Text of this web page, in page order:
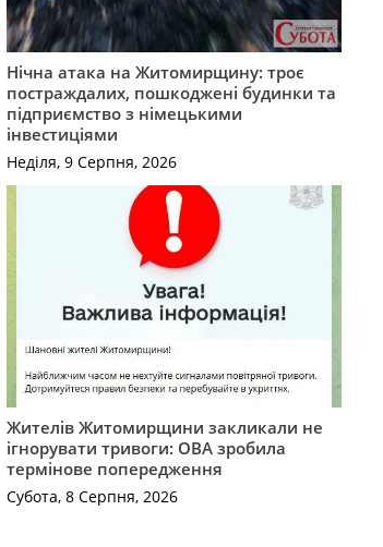
Нічна атака на Житомирщину: троє
постраждалих, пошкоджені будинки та
підприємство з німецькими
інвестиціями
Неділя, 9 Серпня, 2026
Жителів Житомирщини закликали не
ігнорувати тривоги: ОВА зробила
термінове попередження
Субота, 8 Серпня, 2026